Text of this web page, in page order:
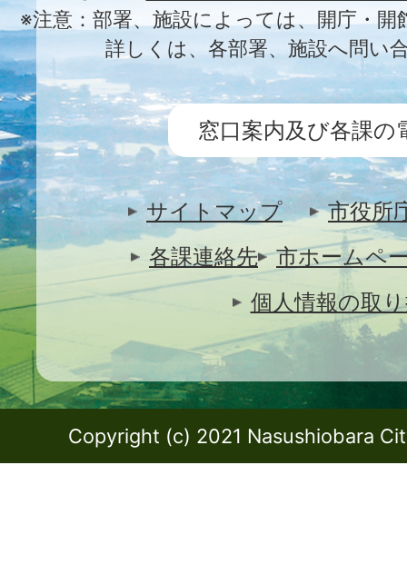
※注意：部署、施設によっては、開庁・
詳しくは、各部署、施設へ問い
窓口案内及び各課の
サイトマップ
市役所
各課連絡先
市ホームペ
個人情報の取
Copyright (c) 2021 Nasushiobara